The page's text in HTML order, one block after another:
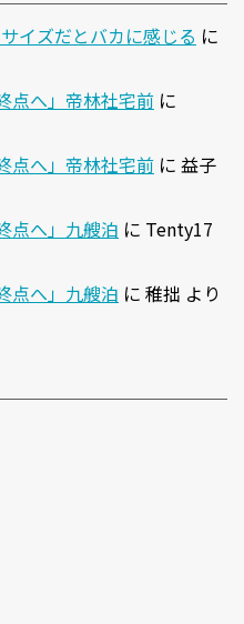
イズだとバカに感じる に
点へ」帝林社宅前 に
点へ」帝林社宅前 に 益子
点へ」九艘泊 に Tenty17
点へ」九艘泊 に 稚拙 より